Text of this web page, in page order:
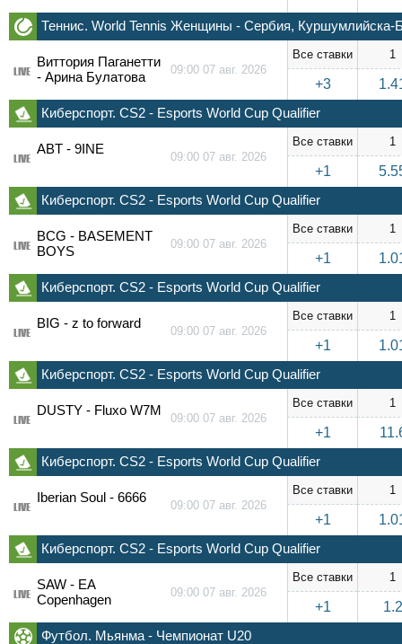
Теннис. World Tennis Женщины - Сербия, Куршумлийска-
Виттория Паганетти
- Арина Булатова
09:00 07 авг. 2026
LIVE
Все ставки 1
+3
Киберспорт. CS2 - Esports World Cup Qualifier
ABT - 9INE
09:00 07 авг. 2026
LIVE
Все ставки 1
+1
Киберспорт. CS2 - Esports World Cup Qualifier
BCG - BASEMENT
BOYS
09:00 07 авг. 2026
LIVE
Все ставки 1
+1
Киберспорт. CS2 - Esports World Cup Qualifier
BIG - z to forward
09:00 07 авг. 2026
LIVE
Все ставки 1
+1
Киберспорт. CS2 - Esports World Cup Qualifier
DUSTY - Fluxo W7M
09:00 07 авг. 2026
LIVE
Все ставки 1
+1
Киберспорт. CS2 - Esports World Cup Qualifier
Iberian Soul - 6666
09:00 07 авг. 2026
LIVE
Все ставки 1
+1
Киберспорт. CS2 - Esports World Cup Qualifier
SAW - EA
Copenhagen
09:00 07 авг. 2026
LIVE
Все ставки 1
+1
1.2
Футбол. Мьянма - Чемпионат U20